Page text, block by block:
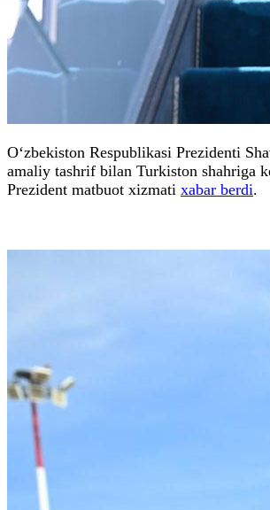
O‘zbekiston Respublikasi Prezidenti
amaliy tashrif bilan Turkiston shahriga
Prezident matbuot xizmati xabar berdi.